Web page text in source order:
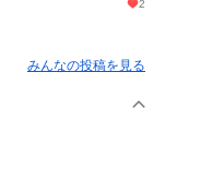
2
みんなの投稿を見る